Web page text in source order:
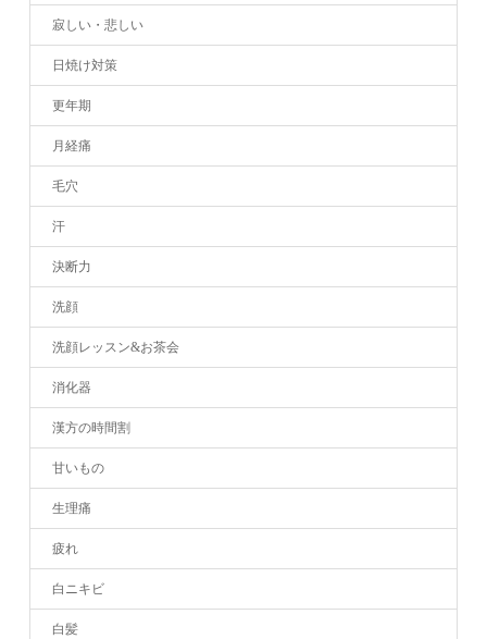
寂しい・悲しい
日焼け対策
更年期
月経痛
毛穴
汗
決断力
洗顔
洗顔レッスン&お茶会
消化器
漢方の時間割
甘いもの
生理痛
疲れ
白ニキビ
白髪